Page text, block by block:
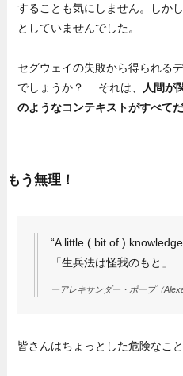
することも気にしません。しか
としていませんでした。
セグウェイの失敗から得られる
でしょうか？ それは、
人間が
のようなコンテキストがすべて
もう無理！
“A little ( bit of )
「生兵法は怪我のもと」
ーアレキサンダー・ポープ（
皆さんはちょっとした危険なこ